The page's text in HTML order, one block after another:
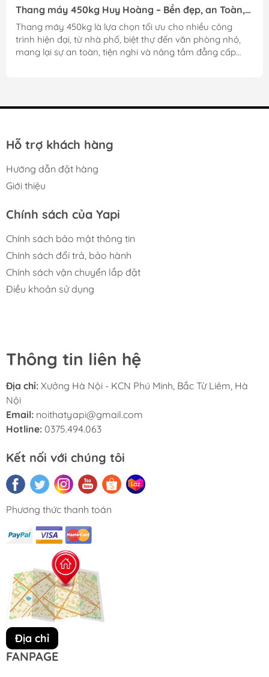
Thang máy 450kg Huy Hoàng – Bền đẹp, an Toàn,
dẫn đầu chất lượng
Thang máy 450kg là lựa chọn tối ưu cho nhiều công
trình hiện đại, từ nhà phố, biệt thự đến văn phòng nhỏ,
mang lại sự an toàn, tiện nghi và nâng tầm đẳng cấp
Hỗ trợ khách hàng
Hướng dẫn đặt hàng
Giới thiệu
Chính sách của Yapi
Chính sách bảo mật thông tin
Chính sách đổi trả, bảo hành
Chính sách vận chuyển lắp đặt
Điều khoản sử dụng
Thông tin liên hệ
Địa chỉ: Xưởng Hà Nội - KCN Phú Minh, Bắc Từ Liêm, Hà
Nội
Email: noithatyapi@gmail.com
Hotline: 0375.494.063
Kết nối với chúng tôi
Phương thức thanh toán
Địa chỉ
FANPAGE